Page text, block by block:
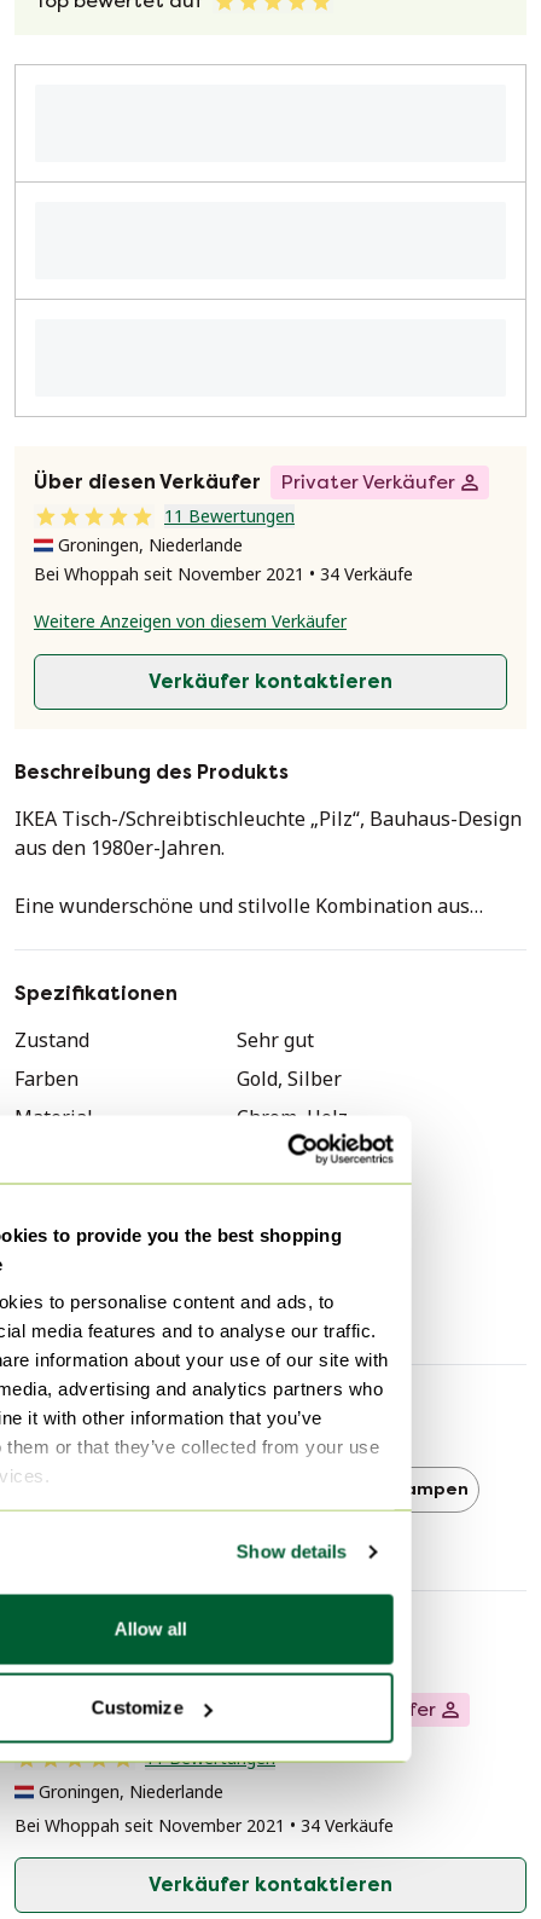
to provide you the best shopping
to personalise content and ads, to
media features and to analyse our traffic.
information about your use of our site with
advertising and analytics partners who
it with other information that you’ve
them or that they’ve collected from your use
Show details
Allow all
Customize
Über diesen Verkäufer
Privater Verkäufer
11 Bewertungen
Groningen, Niederlande
Bei Whoppah seit November 2021 • 34 Verkäufe
Weitere Anzeigen von diesem Verkäufer
Verkäufer kontaktieren
Beschreibung des Produkts
IKEA Tisch-/Schreibtischleuchte „Pilz“, Bauhaus-Design
aus den 1980er-Jahren.
Eine wunderschöne und stilvolle Kombination aus
Ausgestattet mit einem langen schwarzen Kabel (200
cm) mit Kippschalter und Eurostecker sowie zwei
kleinen Fassungen (E14).
Die Lampe ist in sehr gutem Zustand und weist, ihrem
Alter entsprechend, kaum Gebrauchsspuren auf.
Maße:
Lampenschirm: 29 x 13 cm
Fußdurchmesser: 19 cm
Spezifikationen
Zustand
Sehr gut
Farben
Gold, Silber
Material
Chrom, Holz
Höhe
45 cm
Tiefe
31 cm
Entdecken Sie mehr
Tischlampen
Über diesen Verkäufer Privater Verkäufer
11 Bewertungen
Groningen, Niederlande
Bei Whoppah seit November 2021 • 34 Verkäufe
Verkäufer kontaktieren